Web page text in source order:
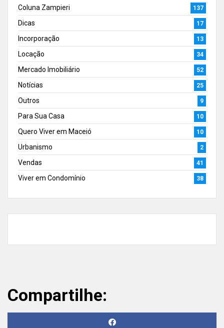
Coluna Zampieri
137
Dicas 17
Incorporação 13
Locação 34
Mercado Imobiliário 52
Notícias 25
Outros 9
Para Sua Casa 10
Quero Viver em Maceió 10
Urbanismo 2
Vendas 41
Viver em Condomínio 38
Compartilhe: